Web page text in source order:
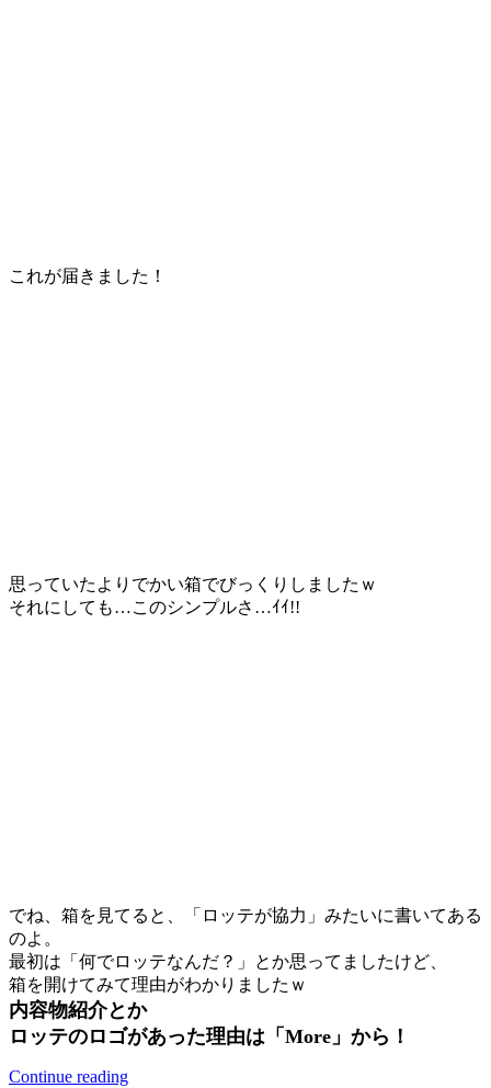
これが届きました！
思っていたよりでかい箱でびっくりしましたｗ
それにしても…このシンプルさ…ｲｲ!!
でね、箱を見てると、「ロッテが協力」みたいに書いてある
のよ。
最初は「何でロッテなんだ？」とか思ってましたけど、
箱を開けてみて理由がわかりましたｗ
内容物紹介とか
ロッテのロゴがあった理由は「More」から！
Continue reading